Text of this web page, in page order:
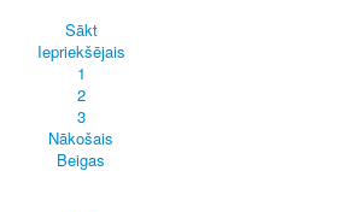
Sākt
Iepriekšējais
1
2
3
Nākošais
Beigas